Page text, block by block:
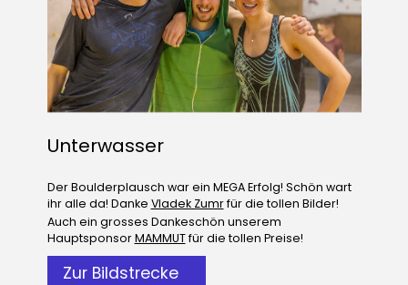
Unterwasser
Der Boulderplausch war ein MEGA Erfolg! Schön wart
ihr alle da! Danke Vladek Zumrfür die tollen Bilder!
Auch ein grosses Dankeschön unserem
HauptsponsorMAMMUTfür die tollen Preise!
Zur Bildstrecke